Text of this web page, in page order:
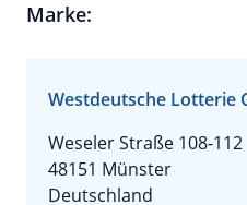
Marke:
Westdeutsche Lotterie
Weseler Straße 108-112
48151 Münster
Deutschland